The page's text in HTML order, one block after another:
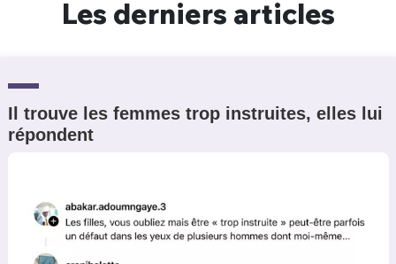
Les derniers articles
Il trouve les femmes trop instruites, elles lui
répondent
PASSWORD*
JE M'INSCRIS
CONNEXION
ME CONNECTER
C'EST PARTI